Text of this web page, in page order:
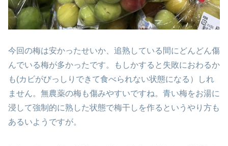
今回の梅は安かったせいか、追熟している間にどんどん傷
んでいる梅が多かったです。もしかすると失敗におわるか
も(カビがびっしりできて食べられない状態になる）しれ
ません。無農薬の梅も傷みやすいですね。青い梅をお湯に
浸して強制的に熟した状態で梅干しを作るというやり方も
あるいようですが。